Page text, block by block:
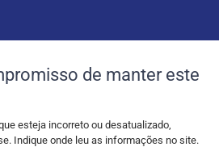
de manter este
esteja incorreto ou desatualizado,
Indique onde leu as informações no site.